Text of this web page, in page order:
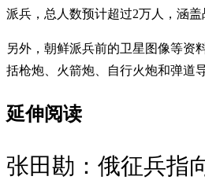
派兵，总人数预计超过2万人，涵盖
另外，朝鲜派兵前的卫星图像等资
括枪炮、火箭炮、自行火炮和弹
延伸阅读
张田勘：俄征兵指